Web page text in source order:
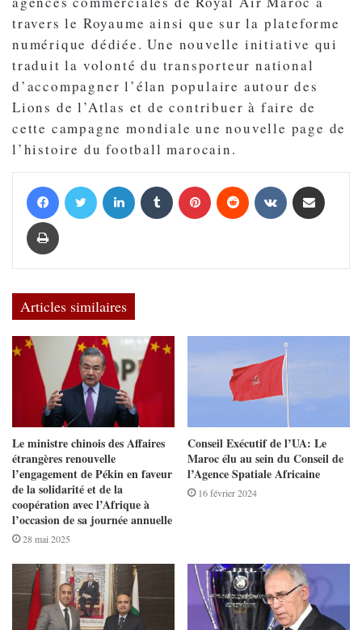
travers le Royaume ainsi que sur la plateforme
numérique dédiée. Une nouvelle initiative qui
traduit la volonté du transporteur national
d’accompagner l’élan populaire autour des
Lions de l’Atlas et de contribuer à faire de
cette campagne mondiale une nouvelle page de
l’histoire du football marocain.
Articles similaires
Le ministre chinois des Affaires
étrangères renouvelle
l’engagement de Pékin en faveur
de la solidarité et de la
coopération avec l’Afrique à
l’occasion de sa journée annuelle
28 mai 2025
Conseil Exécutif de l’UA: Le
Maroc élu au sein du Conseil de
l’Agence Spatiale Africaine
16 février 2024